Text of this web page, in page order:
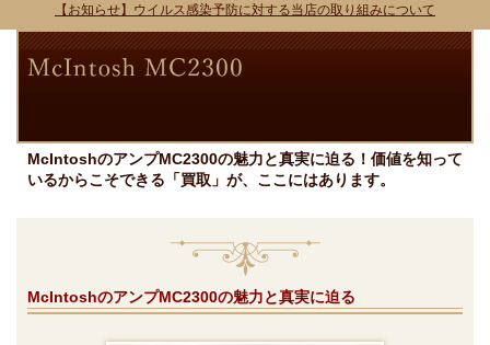
【お知らせ】ウイルス感染予防に対する当店の取り組みについて
McIntoshのアンプMC2300の魅力と真実に迫る！価値を知って
いるからこそできる「買取」が、ここにはあります。
McIntoshのアンプMC2300の魅力と真実に迫る